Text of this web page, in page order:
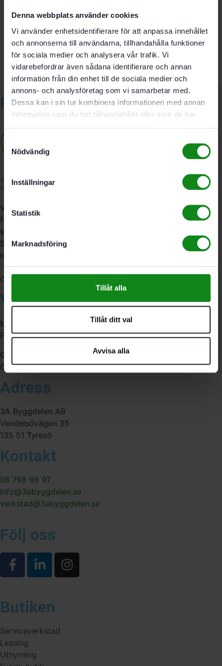
Denna webbplats använder cookies
Vi använder enhetsidentifierare för att anpassa innehållet
och annonserna till användarna, tillhandahålla funktioner
för sociala medier och analysera vår trafik. Vi
vidarebefordrar även sådana identifierare och annan
information från din enhet till de sociala medier och
annons- och analysföretag som vi samarbetar med.
Dessa kan i sin tur kombinera informationen med annan
information som du har tillhandahållit eller som de har
Nödvändig
Inställningar
Statistik
Marknadsföring
Tillåt alla
Tillåt ditt val
Avvisa alla
Bli först med att recensera ”Festool Dammpåse SB-CSC
SYS”
Du måste varainloggadför att skriva en recension.
Relaterade produkter
3A Byggdelen
Vi är återförsäljare av elverktyg, tillbehör, infästning och
förbrukningsmaterial. Vi har en fysisk butik och
serviceverkstad i Stockholm samt en e-handel för hela
Sverige. Av oss får du professionell service av
medarbetare med gedigen erfarenhet.
Org. nr:
Våra öppettider
Måndag-Torsdag:
Fredag:
07:00-16:00
07:00-15:00
Adress
3A Byggdelen AB
Vendelsövägen 35
135 51 Tyresö
Kontakt
08 798 98 97
info@3abyggdelen.se
verkstad@3abyggdelen.se
Följ oss
Butiken
Serviceverkstad
Leasing
Uthyrning